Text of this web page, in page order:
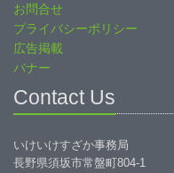
お問合せ
プライバシーポリシー
広告掲載
バナー
Contact Us
いけいけすざか事務局
長野県須坂市常盤町804-1